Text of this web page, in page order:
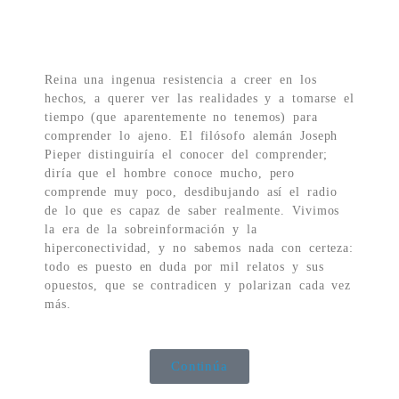
Reina una ingenua resistencia a creer en los
hechos, a querer ver las realidades y a tomarse el
tiempo (que aparentemente no tenemos) para
comprender lo ajeno. El filósofo alemán Joseph
Pieper distinguiría el conocer del comprender;
diría que el hombre conoce mucho, pero
comprende muy poco, desdibujando así el radio
de lo que es capaz de saber realmente. Vivimos
la era de la sobreinformación y la
hiperconectividad, y no sabemos nada con certeza:
todo es puesto en duda por mil relatos y sus
opuestos, que se contradicen y polarizan cada vez
más.
Continúa